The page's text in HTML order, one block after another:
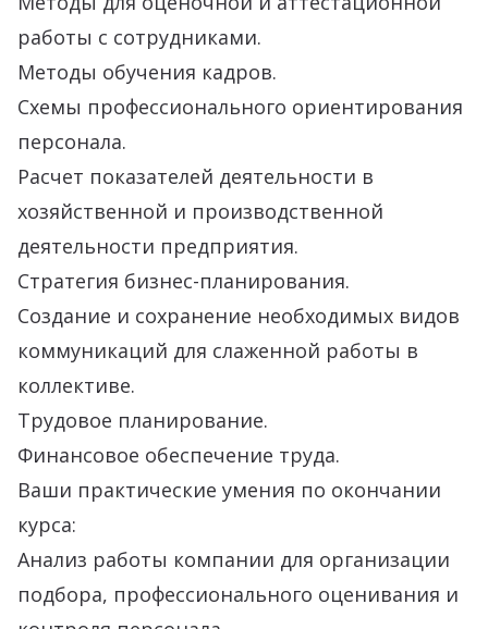
работы с сотрудниками.
Методы обучения кадров.
Схемы профессионального ориентирования
персонала.
Расчет показателей деятельности в
хозяйственной и производственной
деятельности предприятия.
Стратегия бизнес-планирования.
Создание и сохранение необходимых видов
коммуникаций для слаженной работы в
коллективе.
Трудовое планирование.
Финансовое обеспечение труда.
Ваши практические умения по окончании
курса:
Анализ работы компании для организации
подбора, профессионального оценивания и